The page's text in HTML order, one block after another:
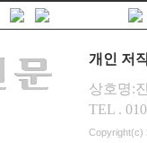
개인 저
상호명:
TEL .
Copyright(c)